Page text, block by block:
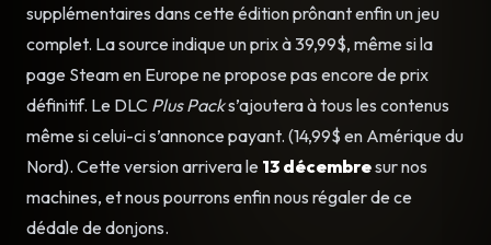
supplémentaires dans cette édition prônant enfin un jeu
complet. La source indique un prix à 39,99$, même si la
page Steam en Europe ne propose pas encore de prix
définitif. Le DLC Plus Packs’ajoutera à tous les contenus
même si celui-ci s’annonce payant. (14,99$ en Amérique du
Nord). Cette version arrivera le 13 décembresur nos
machines, et nous pourrons enfin nous régaler de ce
dédale de donjons.